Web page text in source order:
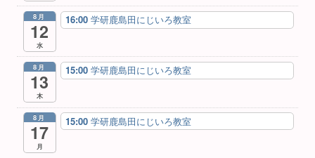
8月
12
水
16:00 学研鹿島田にじいろ教室
8月
13
木
15:00 学研鹿島田にじいろ教室
8月
17
月
15:00 学研鹿島田にじいろ教室